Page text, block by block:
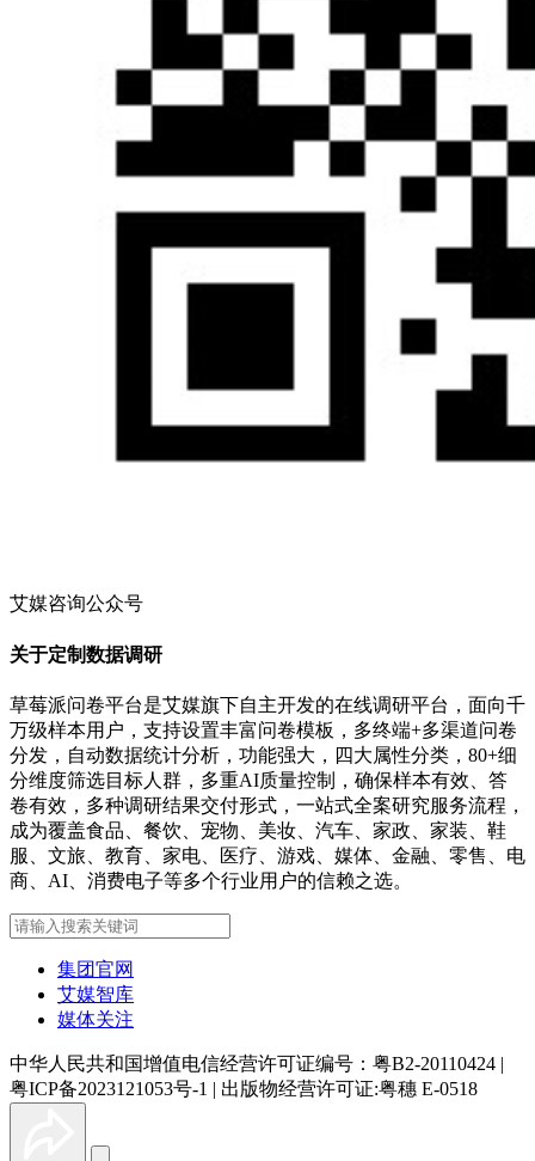
艾媒咨询公众号
关于定制数据调研
草莓派问卷平台是艾媒旗下自主开发的在线调研平台，面向千
万级样本用户，支持设置丰富问卷模板，多终端+多渠道问卷
分发，自动数据统计分析，功能强大，四大属性分类，80+细
分维度筛选目标人群，多重AI质量控制，确保样本有效、答
卷有效，多种调研结果交付形式，一站式全案研究服务流程，
成为覆盖食品、餐饮、宠物、美妆、汽车、家政、家装、鞋
服、文旅、教育、家电、医疗、游戏、媒体、金融、零售、电
商、AI、消费电子等多个行业用户的信赖之选。
集团官网
艾媒智库
媒体关注
中华人民共和国增值电信经营许可证编号：粤B2-20110424 |
粤ICP备2023121053号-1 | 出版物经营许可证:粤穗 E-0518